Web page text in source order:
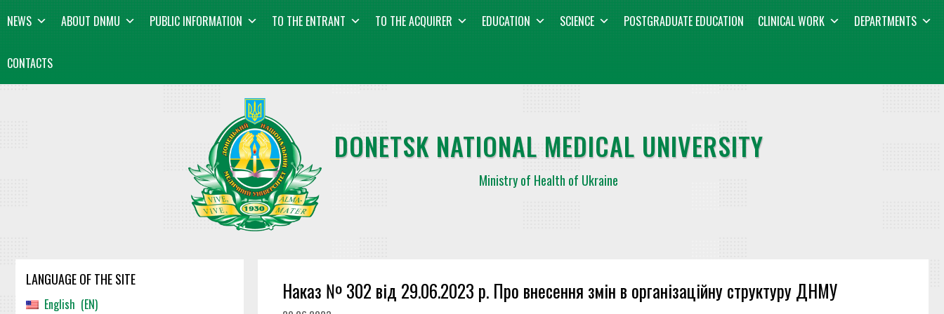
toNEWS ABOUT DNMU PUBLIC INFORMATION TO THE ENTRANT TO THE ACQUIRER EDUCATION SCIENCE POSTGRADUATE EDUCATION CLINICAL WORK DEPARTMENTS
CONTACTS
DONETSK NATIONAL MEDICAL UNIVERSITY
Ministry of Health of Ukraine
Наказ № 302 від 29.06.2023 р. Про внесення змін в організаційну структуру ДНМУ
LANGUAGE OF THE SITE
English
EN